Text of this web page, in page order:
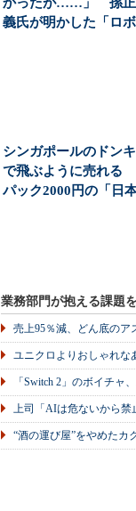
義氏が明かした「ロボ
シンガポールのドンキ
で飛ぶように売れる
パック2000円の「日
業務部門が抱える課題
売上95％減、どん底のア
ユニクロよりおしゃれ
「Switch 2」のボイチャ
上司「AIは危ないから
“酒の運び屋”をやめたカ